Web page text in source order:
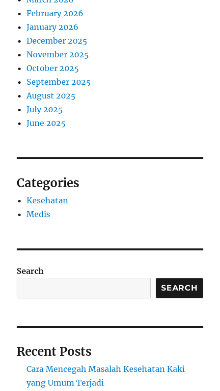
February 2026
January 2026
December 2025
November 2025
October 2025
September 2025
August 2025
July 2025
June 2025
Categories
Kesehatan
Medis
Search
SEARCH
Recent Posts
Cara Mencegah Masalah Kesehatan Kaki
yang Umum Terjadi